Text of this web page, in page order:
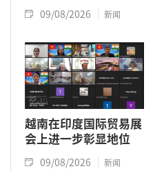
09/08/2026 新闻
越南在印度国际贸易展
会上进一步彰显地位
09/08/2026 新闻